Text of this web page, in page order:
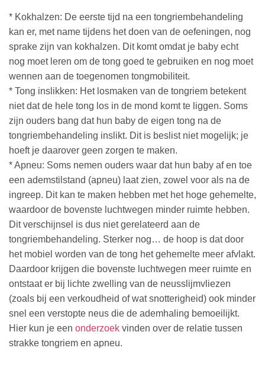
* Kokhalzen: De eerste tijd na een tongriembehandeling
kan er, met name tijdens het doen van de oefeningen, nog
sprake zijn van kokhalzen. Dit komt omdat je baby echt
nog moet leren om de tong goed te gebruiken en nog moet
wennen aan de toegenomen tongmobiliteit.
* Tong inslikken: Het losmaken van de tongriem betekent
niet dat de hele tong los in de mond komt te liggen. Soms
zijn ouders bang dat hun baby de eigen tong na de
tongriembehandeling inslikt. Dit is beslist niet mogelijk; je
hoeft je daarover geen zorgen te maken.
* Apneu: Soms nemen ouders waar dat hun baby af en toe
een ademstilstand (apneu) laat zien, zowel voor als na de
ingreep. Dit kan te maken hebben met het hoge gehemelte,
waardoor de bovenste luchtwegen minder ruimte hebben.
Dit verschijnsel is dus niet gerelateerd aan de
tongriembehandeling. Sterker nog… de hoop is dat door
het mobiel worden van de tong het gehemelte meer afvlakt.
Daardoor krijgen die bovenste luchtwegen meer ruimte en
ontstaat er bij lichte zwelling van de neusslijmvliezen
(zoals bij een verkoudheid of wat snotterigheid) ook minder
snel een verstopte neus die de ademhaling bemoeilijkt.
Hier kun je een onderzoek vinden over de relatie tussen
strakke tongriem en apneu.